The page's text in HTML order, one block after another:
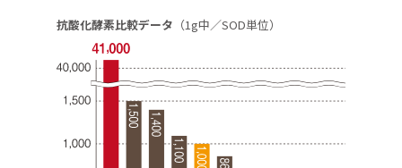
抗酸化酵素比較データ （1g中／SOD単位）